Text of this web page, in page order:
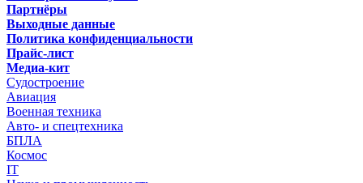
Партнёры
Выходные данные
Политика конфиденциальности
Прайс-лист
Медиа-кит
Судостроение
Авиация
Военная техника
Авто- и спецтехника
БПЛА
Космос
IT